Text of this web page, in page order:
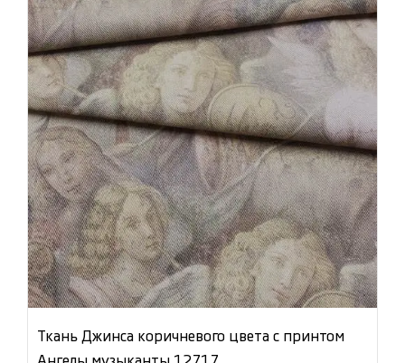
Ткань Джинса коричневого цвета с принтом